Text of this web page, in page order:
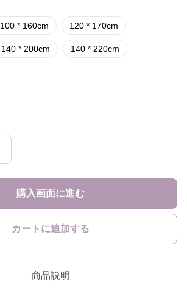
100 * 160cm 120 * 170cm
140 * 200cm 140 * 220cm
購入画面に進む
カートに追加する
商品説明